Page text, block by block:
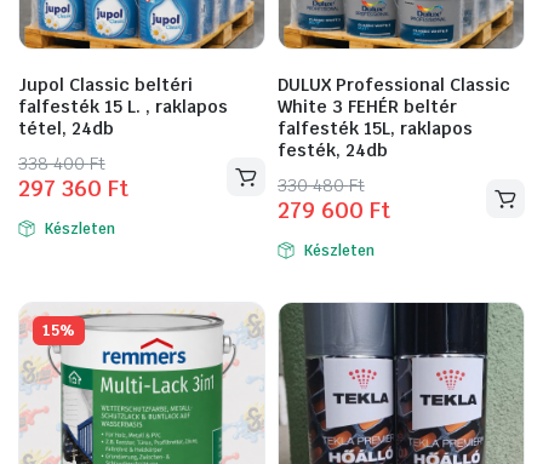
ki
Jupol Classic beltéri
falfesték 15 L. , raklapos
tétel, 24db
338 400Ft
Original
price
was:
297 360 Ft
Current
price
is: Készleten
DULUX Professional Classic
White 3 FEHÉR beltér
falfesték 15L, raklapos
festék, 24db
330 480Ft
Original
price
was:
480 Ft.
279 600 Ft
Current
price
is:
600 Ft.
Készleten
15%